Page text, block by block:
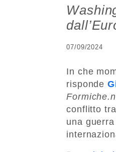
07/09/2024
In che
risponde
conflitto
una